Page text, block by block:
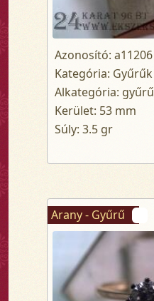
Azonosító: a11206
Kategória: Gyűrűk
Alkategória: gyűrű
Kerület: 53 mm
Súly: 3.5 gr
Arany - Gyűrű